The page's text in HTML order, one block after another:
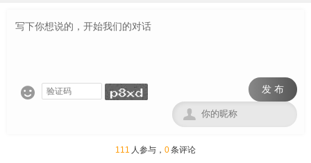
 发 布

111 人参与， 0条评论